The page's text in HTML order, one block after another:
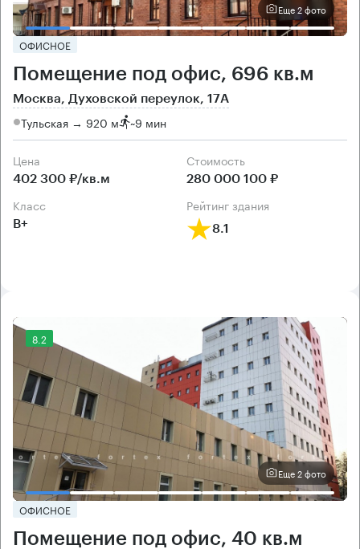
Еще 2 фото
ОФИСНОЕ
Помещение под офис, 696 кв.м
Москва, Духовской переулок, 17А
Тульская → 920 м ~9 мин
Цена
402 300 ₽/кв.м
Cтоимость
280 000 100 ₽
класс
B+
рейтинг здания
8.1
8.2
Еще 2 фото
ОФИСНОЕ
Помещение под офис, 40 кв.м